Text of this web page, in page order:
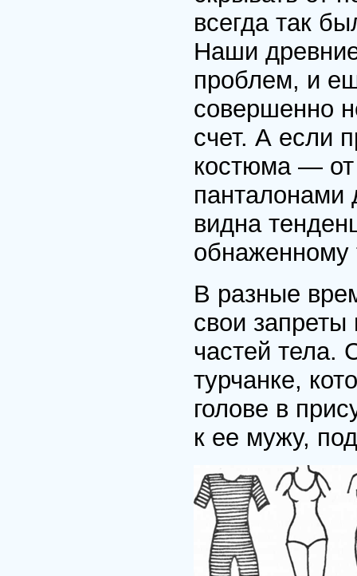
всегда так
Наши
проблем, и
совершенно
счет. А если
костюма —
панталонами
видна
обнаженному
В разные
свои
частей тела.
турчанке,
голове в
к ее мужу,